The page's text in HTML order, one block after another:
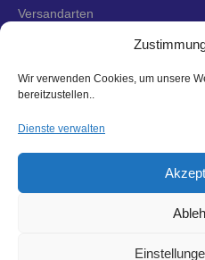
Wir verwenden Cookies, um unsere
bereitzustellen..
Dienste verwalten
Versandarten
Datenschutzerklärung
Cookie-Richtlinie (EU)